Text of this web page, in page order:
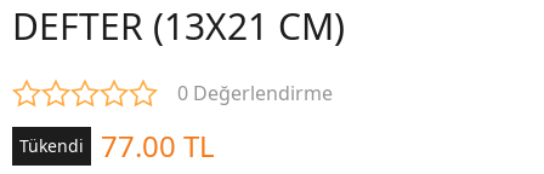
DEFTER (13X21 CM)
0 Değerlendirme
Tükendi 77.00 TL